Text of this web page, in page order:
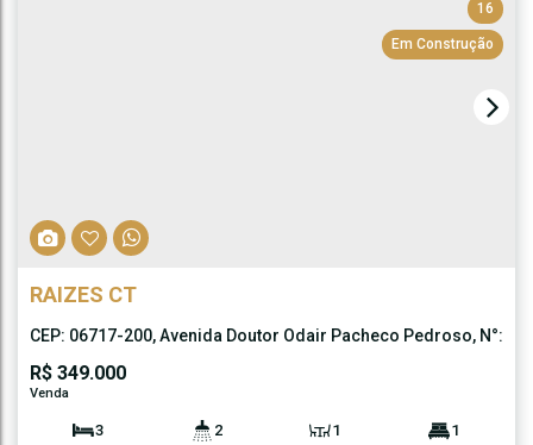
16
Em Construção
RAIZES CT
R$ 349.000
CEP: 06717-200,Avenida Doutor Odair Pacheco Pedroso, N°:
3 2 1 1